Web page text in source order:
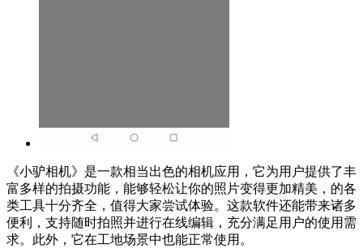
《小驴相机》是一款相当出色的相机应用，它为用户提供了丰
富多样的拍摄功能，能够轻松让你的照片变得更加精美，的各
类工具十分齐全，值得大家尝试体验。这款软件还能带来诸多
便利，支持随时拍照并进行在线编辑，充分满足用户的使用需
求。此外，它在工地场景中也能正常使用。